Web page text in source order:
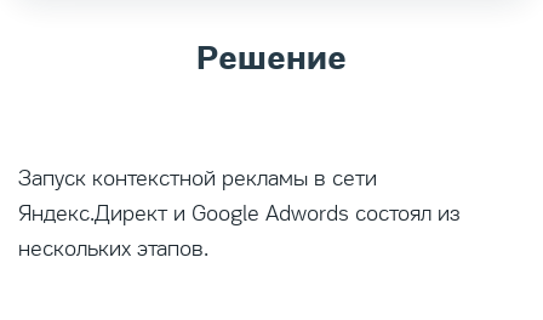
Решение
Запуск контекстной рекламы в сети
Яндекс.Директ и Google Adwords состоял из
нескольких этапов.